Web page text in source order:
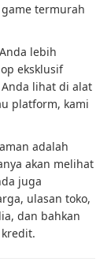
termurah
lebih
eksklusif
lihat di alat
platform, kami
adalah
akan melihat
juga
ulasan toko,
dan bahkan